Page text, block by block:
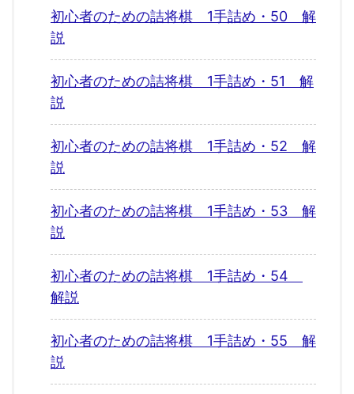
初心者のための詰将棋 1手詰め・50 解
説
初心者のための詰将棋 1手詰め・51 解
説
初心者のための詰将棋 1手詰め・52 解
説
初心者のための詰将棋 1手詰め・53 解
説
初心者のための詰将棋 1手詰め・54
解説
初心者のための詰将棋 1手詰め・55 解
説